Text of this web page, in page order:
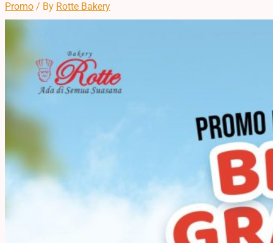
Promo / By Rotte Bakery